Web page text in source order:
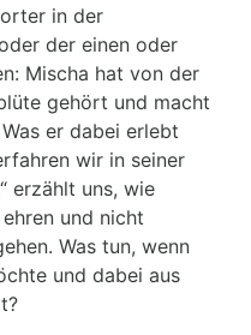
in der
der einen oder
Mischa hat von der
gehört und macht
er dabei erlebt
wir in seiner
erzählt uns, wie
und nicht
Was tun, wenn
und dabei aus